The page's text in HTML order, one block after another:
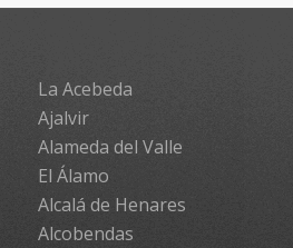
La Acebeda
Ajalvir
Alameda del Valle
El Álamo
Alcalá de Henares
Alcobendas